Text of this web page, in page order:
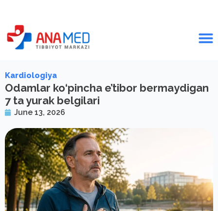
Kardiologiya
Odamlar ko‘pincha e’tibor bermaydigan
7 ta yurak belgilari
June 13, 2026